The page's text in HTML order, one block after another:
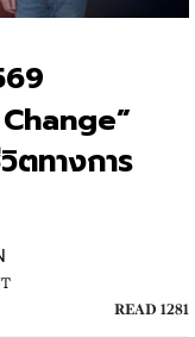
ตทางการ
READ 1281